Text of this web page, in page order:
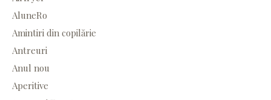
AluneRo
Amintiri din copilărie
Antreuri
Anul nou
Aperitive